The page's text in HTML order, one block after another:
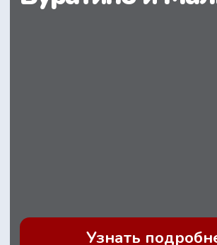
находят в коморке Папы Карло таинственный
Волшебный Сундук Желаний. Но Карабас-